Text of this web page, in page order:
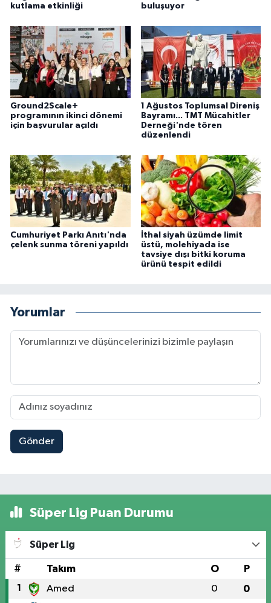
kutlama etkinliği
buluşuyor
Ground2Scale+
programının ikinci dönemi
için başvurular açıldı
1 Ağustos Toplumsal Direniş
Bayramı... TMT Mücahitler
Derneği'nde tören
düzenlendi
Cumhuriyet Parkı Anıtı'nda
çelenk sunma töreni yapıldı
İthal siyah üzümde limit
üstü, molehiyada ise
tavsiye dışı bitki koruma
ürünü tespit edildi
Yorumlar
Gönder
Süper Lig Puan Durumu
Süper Lig
# Takım O P
1 Amed 0 0